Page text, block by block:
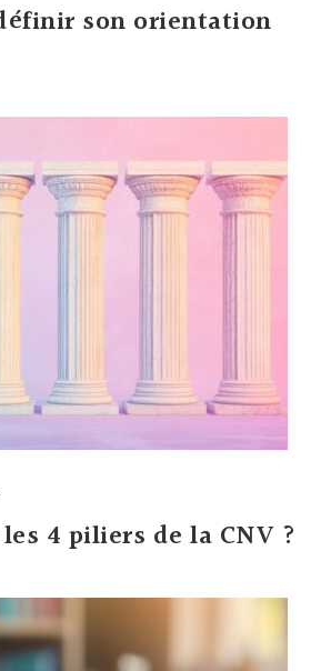
son orientation
4 piliers de la CNV ?